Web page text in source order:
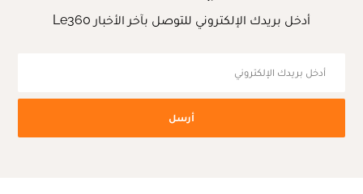
أدخل بريدك الإلكتروني للتوصل بآخر الأخبار Le360
أرسل